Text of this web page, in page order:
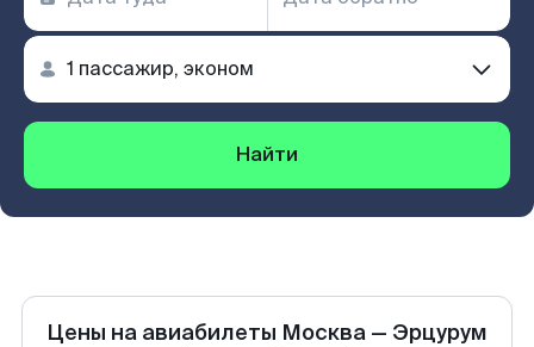
Найти
Цены на авиабилеты Москва — Эрцурум